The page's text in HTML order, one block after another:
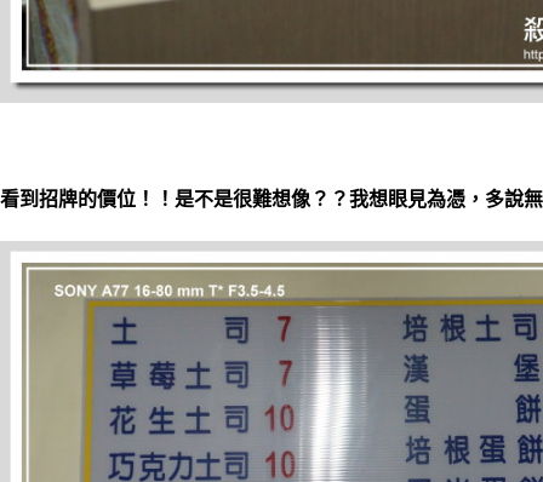
看到招牌的價位！！是不是很難想像？？我想眼見為憑，多說